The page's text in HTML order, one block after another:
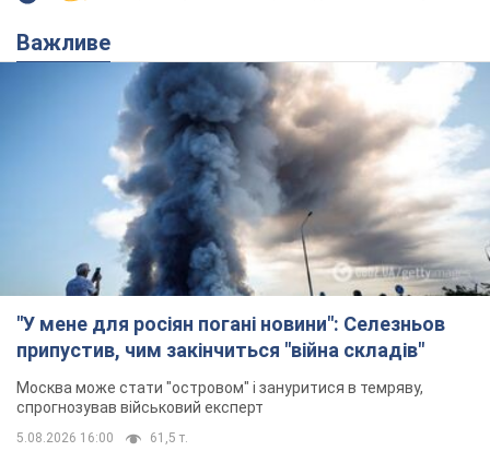
"У мене для росіян погані новини": Селезньов
припустив, чим закінчиться "війна складів"
Москва може стати "островом" і зануритися в темряву,
спрогнозував військовий експерт
5.08.2026 16:00 61,5 т.
Банки "готуються" до нового курсу
долара: українцям розповіли, чого
очікувати
5.08.2026 23:12 122,0 т.